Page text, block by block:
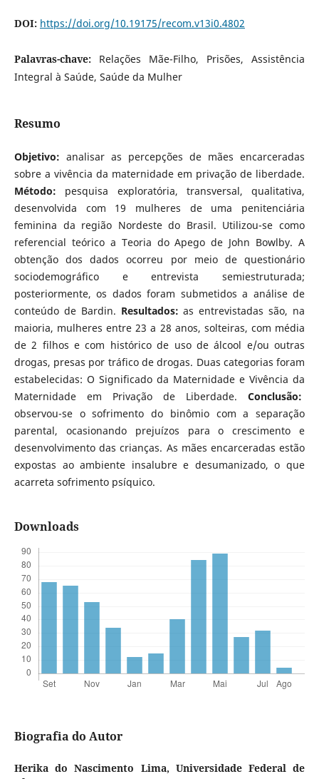
DOI: https://doi.org/10.19175/recom.v13i0.4802
Palavras-chave: Relações Mãe-Filho, Prisões, Assistência
Integral à Saúde, Saúde da Mulher
Resumo
Objetivo: analisar as percepções de mães encarceradas
sobre a vivência da maternidade em privação de liberdade.
Método: pesquisa exploratória, transversal, qualitativa,
desenvolvida com 19 mulheres de uma penitenciária
feminina da região Nordeste do Brasil. Utilizou-se como
referencial teórico a Teoria do Apego de John Bowlby. A
obtenção dos dados ocorreu por meio de questionário
sociodemográfico e entrevista semiestruturada;
posteriormente, os dados foram submetidos a análise de
conteúdo de Bardin. Resultados: as entrevistadas são, na
maioria, mulheres entre 23 a 28 anos, solteiras, com média
de 2 filhos e com histórico de uso de álcool e/ou outras
drogas, presas por tráfico de drogas. Duas categorias foram
estabelecidas: O Significado da Maternidade e Vivência da
Maternidade em Privação de Liberdade.Conclusão:
observou-se o sofrimento do binômio com a separação
parental, ocasionando prejuízos para o crescimento e
desenvolvimento das crianças. As mães encarceradas estão
expostas ao ambiente insalubre e desumanizado, o que
acarreta sofrimento psíquico.
Downloads
Biografia do Autor
Herika do Nascimento Lima, Universidade Federal de